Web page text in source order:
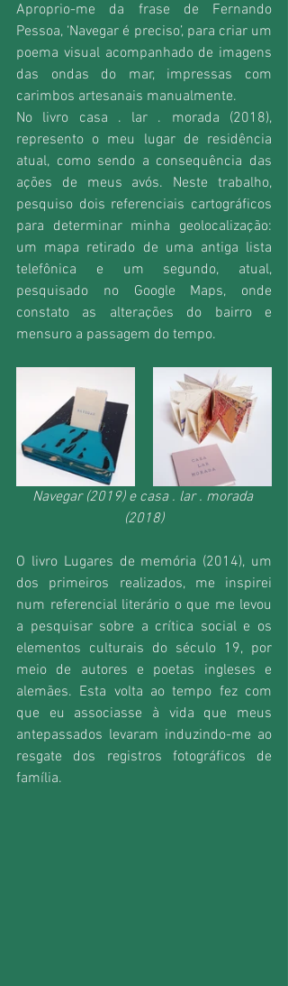
Aproprio-me da frase de Fernando
Pessoa, ‘Navegar é preciso’, para criar um
poema visual acompanhado de imagens
das ondas do mar, impressas com
carimbos artesanais manualmente.
No livro casa . lar . morada (2018),
represento o meu lugar de residência
atual, como sendo a consequência das
ações de meus avós. Neste trabalho,
pesquiso dois referenciais cartográficos
para determinar minha geolocalização:
um mapa retirado de uma antiga lista
telefônica e um segundo, atual,
pesquisado no Google Maps, onde
constato as alterações do bairro e
mensuro a passagem do tempo.
Navegar (2019) e casa . lar . morada
(2018)
O livro Lugares de memória (2014), um
dos primeiros realizados, me inspirei
num referencial literário o que me levou
a pesquisar sobre a crítica social e os
elementos culturais do século 19, por
meio de autores e poetas ingleses e
alemães. Esta volta ao tempo fez com
que eu associasse à vida que meus
antepassados levaram induzindo-me ao
resgate dos registros fotográficos de
família.